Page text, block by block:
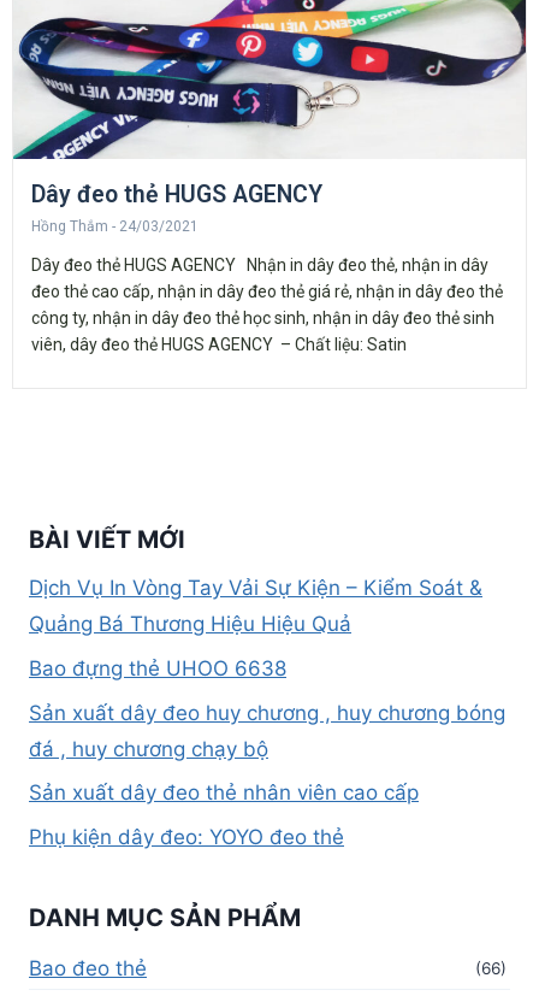
Dây đeo thẻ HUGS AGENCY
Hồng Thắm 24/03/2021
Dây đeo thẻ HUGS AGENCY Nhận in dây đeo thẻ, nhận in dây
đeo thẻ cao cấp, nhận in dây đeo thẻ giá rẻ, nhận in dây đeo thẻ
công ty, nhận in dây đeo thẻ học sinh, nhận in dây đeo thẻ sinh
viên, dây đeo thẻ HUGS AGENCY – Chất liệu: Satin
BÀI VIẾT MỚI
Dịch Vụ In Vòng Tay Vải Sự Kiện – Kiểm Soát &
Quảng Bá Thương Hiệu Hiệu Quả
Bao đựng thẻ UHOO 6638
Sản xuất dây đeo huy chương , huy chương bóng
đá , huy chương chạy bộ
Sản xuất dây đeo thẻ nhân viên cao cấp
Phụ kiện dây đeo: YOYO đeo thẻ
DANH MỤC SẢN PHẨM
Bao đeo thẻ (66)